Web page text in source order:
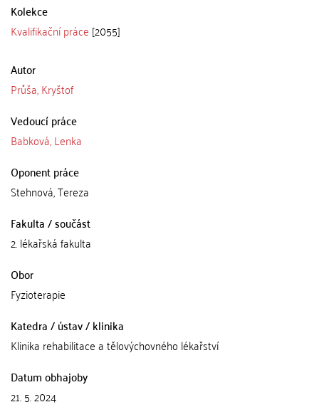
Kolekce
Kvalifikační práce [2055]
Autor
Průša, Kryštof
Vedoucí práce
Babková, Lenka
Oponent práce
Stehnová, Tereza
Fakulta / součást
2. lékařská fakulta
Obor
Fyzioterapie
Katedra / ústav / klinika
Klinika rehabilitace a tělovýchovného lékařství
Datum obhajoby
21. 5. 2024